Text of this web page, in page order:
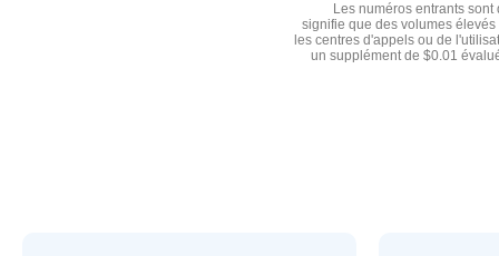
Les numéros entrants
signifie que des volumes
les centres d'appels ou de
un supplément de $0.01